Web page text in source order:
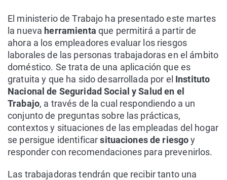
El ministerio de Trabajo ha presentado este martes
la nueva herramienta que permitirá a partir de
ahora a los empleadores evaluar los riesgos
laborales de las personas trabajadoras en el ámbito
doméstico. Se trata de una aplicación que es
gratuita y que ha sido desarrollada por el Instituto
Nacional de Seguridad Social y Salud en el
Trabajo, a través de la cual respondiendo a un
conjunto de preguntas sobre las prácticas,
contextos y situaciones de las empleadas del hogar
se persigue identificarsituaciones de riesgoy
responder con recomendaciones para prevenirlos.
Las trabajadoras tendrán que recibir tanto una